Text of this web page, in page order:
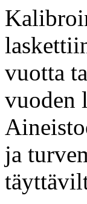
vuotta
vuoden
ja